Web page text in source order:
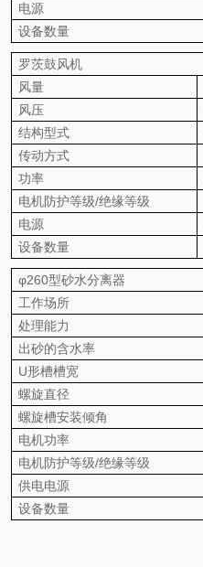
电源
设备数量
罗茨鼓风机
风量
风压
结构型式
传动方式
功率
电机防护等级/绝缘等级
电源
设备数量
φ260型砂水分离器
工作场所
处理能力
出砂的含水率
U形槽槽宽
螺旋直径
螺旋槽安装倾角
电机功率
电机防护等级/绝缘等级
供电电源
设备数量